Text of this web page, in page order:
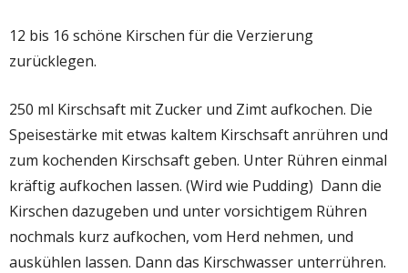
12 bis 16 schöne Kirschen für die Verzierung
zurücklegen.
250 ml Kirschsaft mit Zucker und Zimt aufkochen. Die
Speisestärke mit etwas kaltem Kirschsaft anrühren und
zum kochenden Kirschsaft geben. Unter Rühren einmal
kräftig aufkochen lassen. (Wird wie Pudding) Dann die
Kirschen dazugeben und unter vorsichtigem Rühren
nochmals kurz aufkochen, vom Herd nehmen, und
auskühlen lassen. Dann das Kirschwasser unterrühren.